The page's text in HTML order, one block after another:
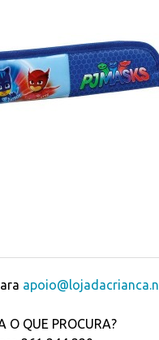
O QUE PROCURA?